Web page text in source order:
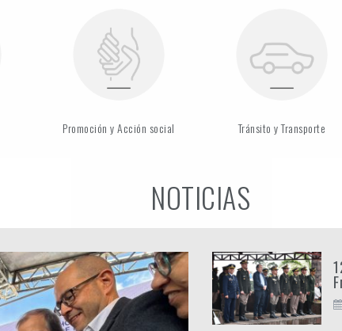
Promoción y Acción social Tránsito y Transporte
NOTICIAS